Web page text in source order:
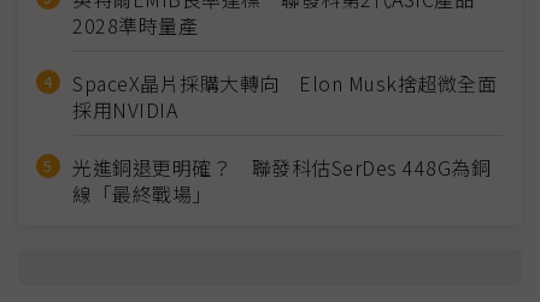
2028準時量產
SpaceX晶片採購大轉向 Elon Musk捨超微全面
採用NVIDIA
光進銅退更明確？ 聯發科估SerDes 448G為銅
線「最終戰場」